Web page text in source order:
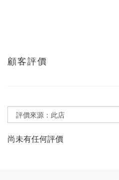
顧客評價
尚未有任何評價